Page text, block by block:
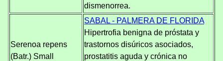
dismenorrea.
Serenoa repens
(Batr.) Small
SABAL - PALMERA DE FLORIDA
Hipertrofia benigna de próstata y
trastornos disúricos asociados,
prostatitis aguda y crónica no